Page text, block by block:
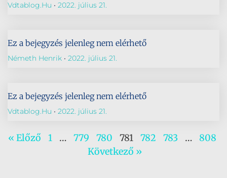
Vdtablog.hu 2022. július 21.
Ez a bejegyzés jelenleg nem elérhető
Németh Henrik 2022. július 21.
Ez a bejegyzés jelenleg nem elérhető
Vdtablog.hu 2022. július 21.
« Előző 1 … 779 780 781 782 783 …
808
Következő »